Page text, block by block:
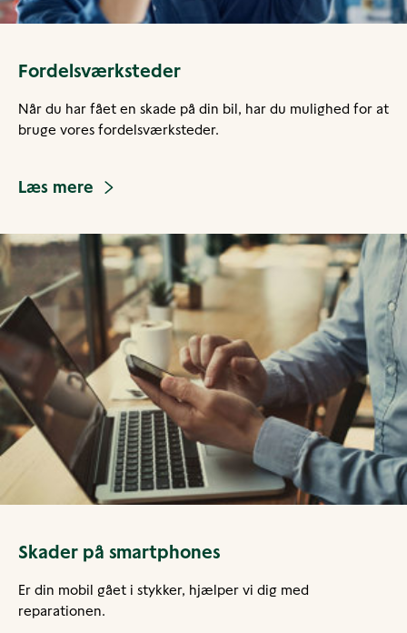
Fordelsværksteder
Når du har fået en skade på din bil, har du mulighed for at
bruge vores fordelsværksteder.
Læs mere
Skader på smartphones
Er din mobil gået i stykker, hjælper vi dig med
reparationen.